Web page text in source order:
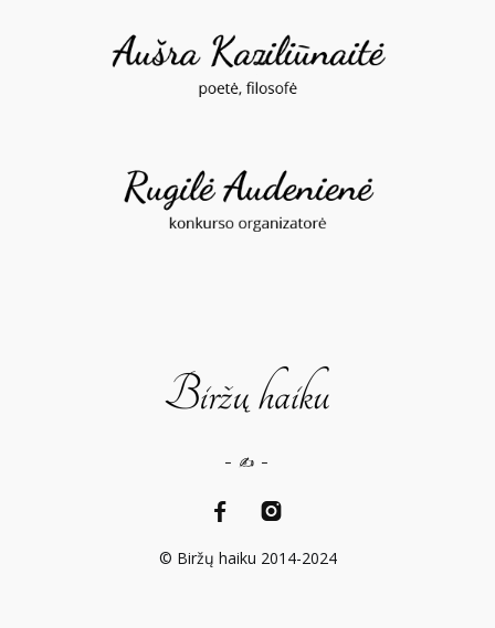
© Biržų haiku 2014-2024
– ✍️ –